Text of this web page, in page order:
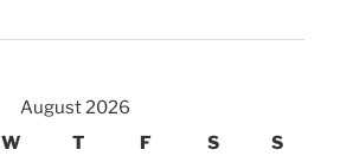
August 2026
W T F S S